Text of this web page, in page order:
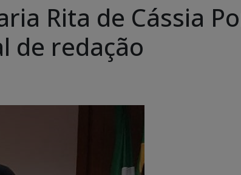
Rita de Cássia
de redação